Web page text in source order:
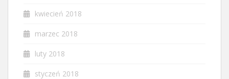
kwiecień 2018
marzec 2018
luty 2018
styczeń 2018